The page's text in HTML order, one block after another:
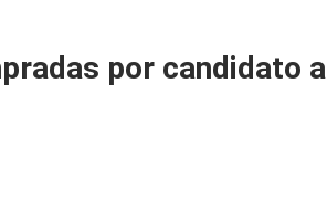
por candidato a